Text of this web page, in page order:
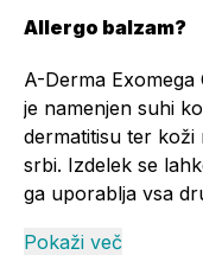
Allergo balzam?
A-Derma
je namenjen suhi
dermatitisu ter koži
srbi. Izdelek se
ga uporablja vsa
A-Derma
Pokaži več